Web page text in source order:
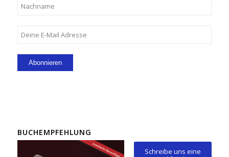
BUCHEMPFEHLUNG
Schreibe uns eine